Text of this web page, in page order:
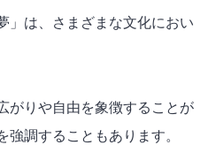
」は、さまざまな文化におい
がりや自由を象徴することが
調することもあります。